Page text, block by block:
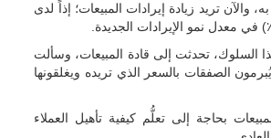
تريد زيادة إيرادات المبيعات؛ إذاً لدى
السلوك، تحدثت إلى قادة المبيعات، وسألت
الصفقات بالسعر الذي تريده ويغلقونها
بحاجة إلى تعلُّم كيفية تأهيل العملاء